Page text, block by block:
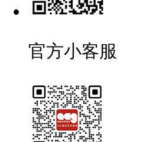
官方小客服